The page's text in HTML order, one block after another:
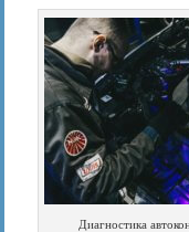
Диагностика